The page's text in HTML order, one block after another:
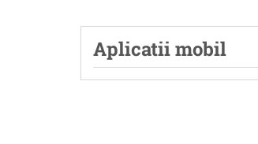
Aplicatii mobil